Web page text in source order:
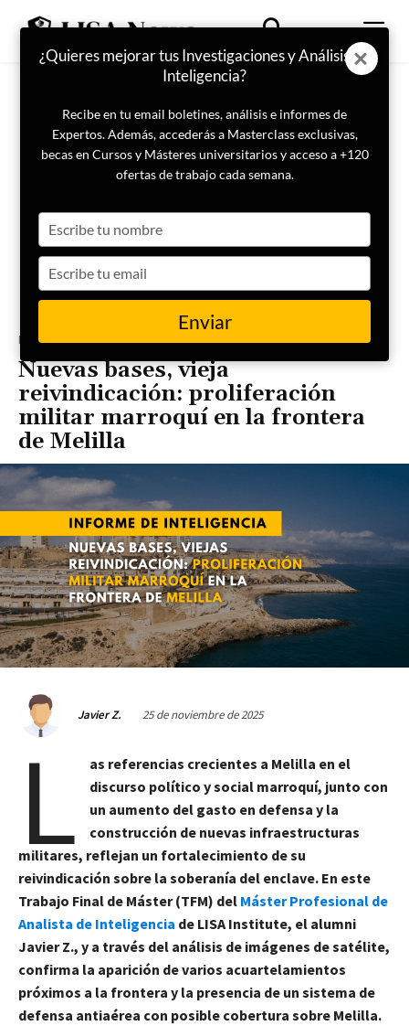
Portada Inteligencia
Nuevas bases, vieja
reivindicación: proliferación
militar marroquí en la frontera
de Melilla
Javier Z. 25 de noviembre de 2025
L
as referencias crecientes a Melilla en el
discurso político y social marroquí, junto con
un aumento del gasto en defensa y la
construcción de nuevas infraestructuras
militares, reflejan un fortalecimiento de su
reivindicación sobre la soberanía del enclave. En este
Trabajo Final de Máster (TFM) del Máster Profesional de
Analista de Inteligencia de LISA Institute, el alumni
Javier Z., y a través del análisis de imágenes de satélite,
confirma la aparición de varios acuartelamientos
próximos a la frontera y la presencia de un sistema de
defensa antiaérea con posible cobertura sobre Melilla.
¿Quieres mejorar tus Investigaciones y Análisis de
Inteligencia?
Recibe en tu email boletines, análisis e informes de
Expertos. Además, accederás a Masterclass exclusivas,
becas en Cursos y Másteres universitarios y acceso a +120
ofertas de trabajo cada semana.
your
name
your
email
Enviar